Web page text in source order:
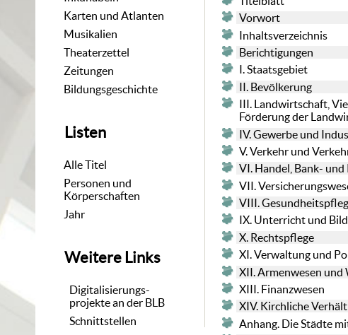
Karten und Atlanten
Musikalien
Theaterzettel
Zeitungen
Bildungsgeschichte
Listen
Alle Titel
Personen und
Körperschaften
Jahr
Weitere Links
Digitalisierungs-
projekte an der BLB
Schnittstellen
Vorwort
Inhaltsverzeichnis
Berichtigungen
I. Staatsgebiet
II. Bevölkerung
III. Landwirtschaft,
Förderung der
IV. Gewerbe und
V. Verkehr und
VI. Handel, Bank-
VII.
VIII.
IX. Unterricht und
X. Rechtspflege
XI. Verwaltung und
XII. Armenwesen
XIII. Finanzwesen
XIV. Kirchliche
Anhang. Die Städte